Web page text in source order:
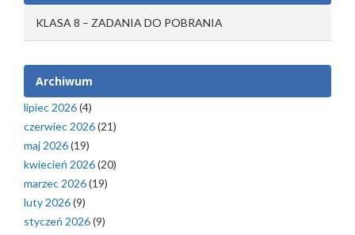
KLASA 8 – ZADANIA DO POBRANIA
Archiwum
lipiec 2026(4)
czerwiec 2026(21)
maj 2026(19)
kwiecień 2026(20)
marzec 2026(19)
luty 2026(9)
styczeń 2026(9)